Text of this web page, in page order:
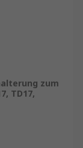
zum
TD17,